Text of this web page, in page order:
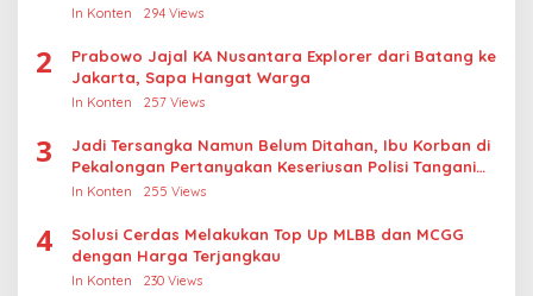
In Konten 294 Views
2
Prabowo Jajal KA Nusantara Explorer dari Batang ke
Jakarta, Sapa Hangat Warga
In Konten 257 Views
3
Jadi Tersangka Namun Belum Ditahan, Ibu Korban di
Pekalongan Pertanyakan Keseriusan Polisi Tangani
Kasus Rudapksa Sampai Anaknya Hamil
In Konten 255 Views
4
Solusi Cerdas Melakukan Top Up MLBB dan MCGG
dengan Harga Terjangkau
In Konten 230 Views